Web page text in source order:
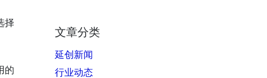
择
的
文章分类
延创新闻
行业动态